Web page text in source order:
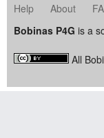
Help About
Bobinas P4G is a
All